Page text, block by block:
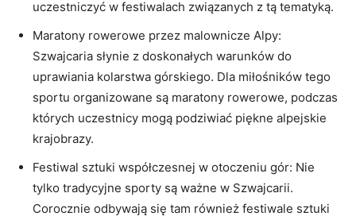
uczestniczyć‍ w festiwalach ⁣związanych z tą tematyką.
Maratony ⁣rowerowe przez malownicze⁣ Alpy:
Szwajcaria ‍słynie z doskonałych warunków do
uprawiania kolarstwa górskiego. Dla miłośników tego
sportu organizowane są ​maratony ⁣rowerowe, podczas
‌których uczestnicy mogą podziwiać‌ piękne⁤ alpejskie
krajobrazy.
Festiwal sztuki współczesnej‍ w otoczeniu gór: Nie​
tylko‍ tradycyjne ‌sporty są ważne w‌ Szwajcarii.
Corocznie⁤ odbywają ⁣się tam również​ festiwale ‍sztuki